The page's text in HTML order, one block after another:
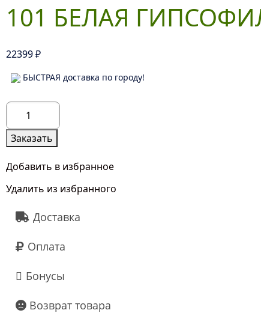
101 БЕЛАЯ
22399₽
БЫСТРАЯ доставка по городу!
Количество
товара
101
Белая
Гипсофила
Заказать
Добавить в избранное
Удалить из избранного
Доставка
Оплата
Бонусы
Возврат товара